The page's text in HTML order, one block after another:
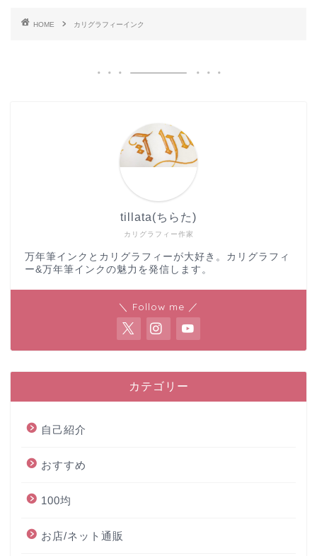
HOME カリグラフィーインク
カリグラフィー作家
tillata(ちらた)
万年筆インクとカリグラフィーが大好き。カリグラフィ
ー&万年筆インクの魅力を発信します。
＼ Follow me ／
カテゴリー
自己紹介
おすすめ
100均
お店/ネット通販